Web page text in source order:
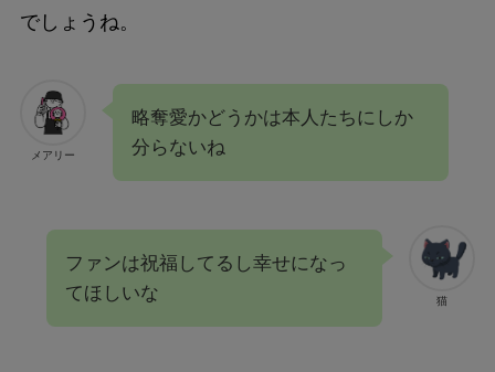
でしょうね。
メアリー
略奪愛かどうかは本人たちにしか
分らないね
猫
ファンは祝福してるし幸せになっ
てほしいな